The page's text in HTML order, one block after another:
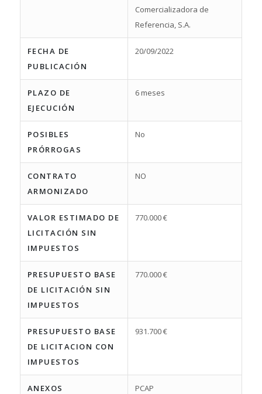
Comercializadora de
Referencia, S.A.
FECHA DE
PUBLICACIÓN
20/09/2022
PLAZO DE
EJECUCIÓN
6 meses
POSIBLES
PRÓRROGAS
No
CONTRATO
ARMONIZADO
NO
VALOR ESTIMADO DE
LICITACIÓN SIN
IMPUESTOS
770.000 €
PRESUPUESTO BASE
DE LICITACIÓN SIN
IMPUESTOS
770.000 €
PRESUPUESTO BASE
DE LICITACION CON
IMPUESTOS
931.700 €
ANEXOS PCAP